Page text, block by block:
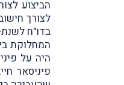
בדו"ח לשנת-המס 2007 לא
היה על
פיניסאר